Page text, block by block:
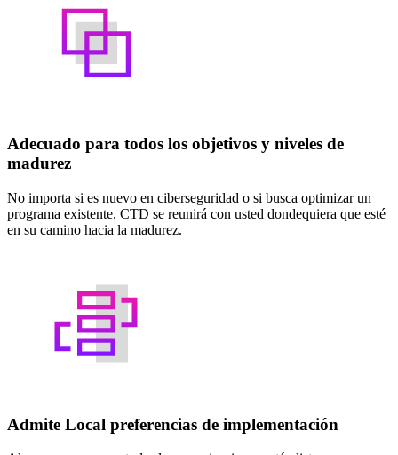
Adecuado para todos los objetivos y niveles de
madurez
No importa si es nuevo en ciberseguridad o si busca optimizar un
programa existente, CTD se reunirá con usted dondequiera que esté
en su camino hacia la madurez.
Admite Local preferencias de implementación